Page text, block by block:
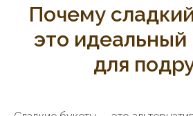
Почему
это идеальный
для